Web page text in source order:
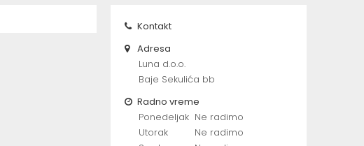
Kontakt
Adresa
Luna d.o.o.
Baje Sekulića bb
Radno vreme
Ponedeljak Ne radimo
Utorak
Ne radimo